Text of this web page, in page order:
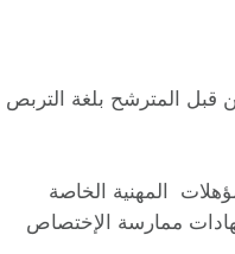
المترشح بلغة التربص
المهنية الخاصة
ممارسة الإختصاص